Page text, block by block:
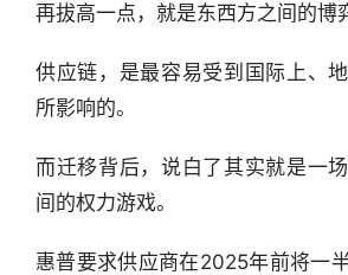
再拔高一点，就是东西方之间的博
供应链，是最容易受到国际上、
所影响的。
而迁移背后，说白了其实就是一
间的权力游戏。
惠普要求供应商在2025年前将一